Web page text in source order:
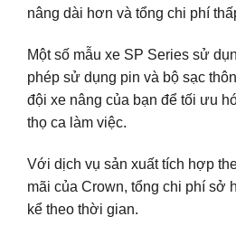
nâng dài hơn và tổng chi phí
Một số mẫu xe SP Series sử
phép sử dụng pin và bộ sạc
đội xe nâng của bạn để tối ưu
thọ ca làm việc.
Với dịch vụ sản xuất tích hợp
mãi của Crown, tổng chi phí sở
kể theo thời gian.